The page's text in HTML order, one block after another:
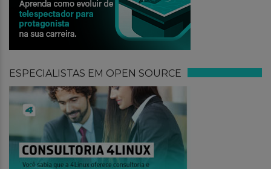
ESPECIALISTAS EM OPEN SOURCE